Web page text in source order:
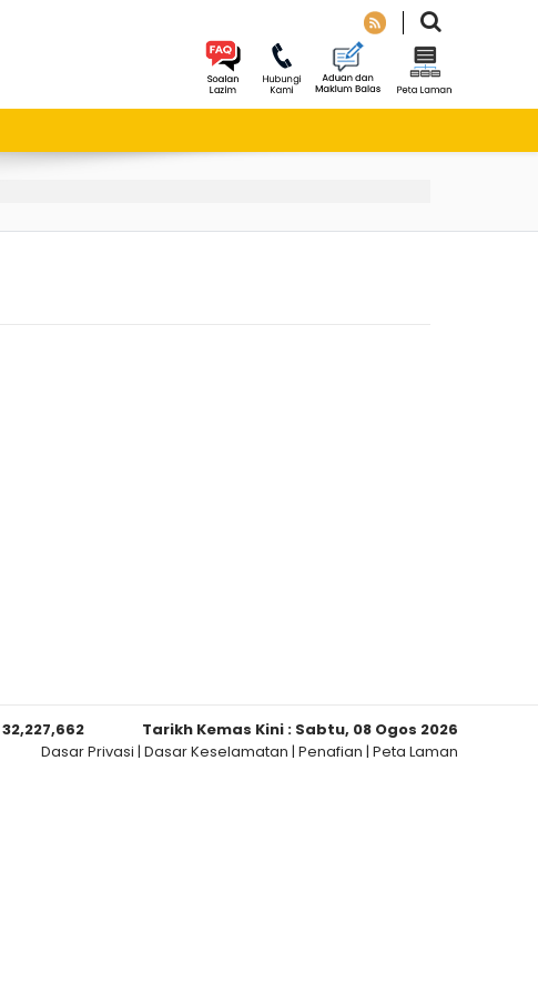
32,227,662 Tarikh Kemas Kini : Sabtu, 08 Ogos 2026
Dasar Privasi | Dasar Keselamatan | Penafian | Peta Laman